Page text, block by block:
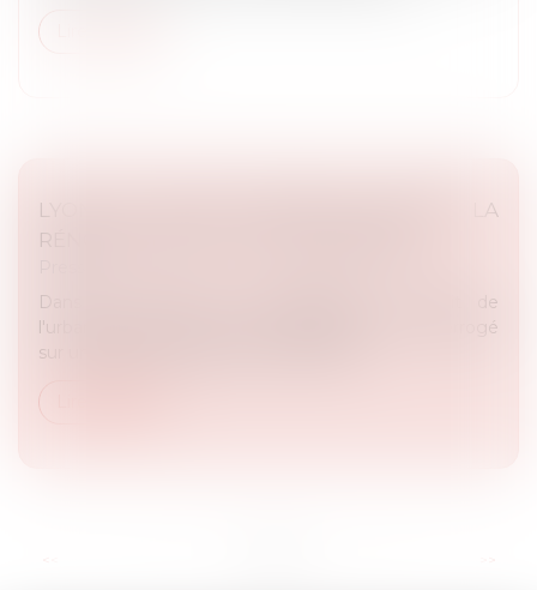
LYON 7E. DEUX PÉTITIONS CONTRE LA
RÉNOVATION DE LA FRICHE NEXANS
Dans le cadre de sa compétence en droit de
l'urbanisme, Maître Rémy DANDAN a été interrogé
sur un dossier du cabinet concernant la...